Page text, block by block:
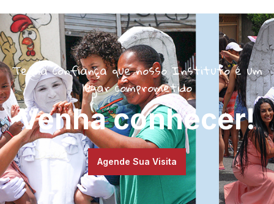
Tenha confiança que nosso Instituto é um
lugar comprometido
Venha conhecer!
Agende Sua Visita